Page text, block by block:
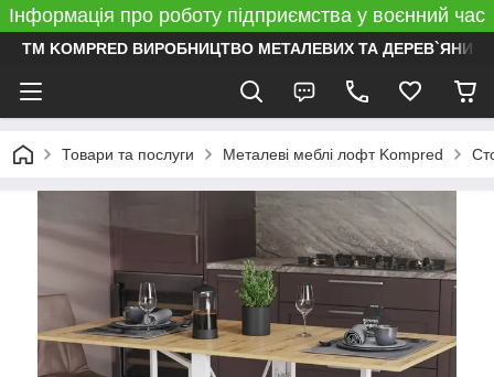
Інформація про роботу підприємства у воєнний час
ТМ KOMPRED ВИРОБНИЦТВО МЕТАЛЕВИХ ТА ДЕРЕВ`ЯНИХ
Товари та послуги Металеві меблі лофт Kompred